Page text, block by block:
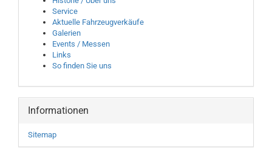
Service
Aktuelle Fahrzeugverkäufe
Galerien
Events / Messen
Links
So finden Sie uns
Informationen
Sitemap